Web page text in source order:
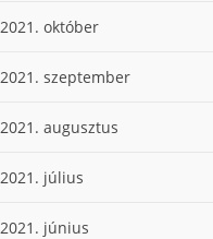
2021. október
2021. szeptember
2021. augusztus
2021. július
2021. június